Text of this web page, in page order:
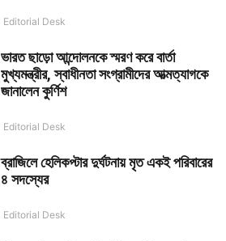
Editorial Desk
ভারত ছাড়ো আন্দোলনকে স্মরণ করে বার্তা
মুখ্যমন্ত্রীর, স্বাধীনতা সংগ্রামীদের আত্মত্যাগকে
জানালেন কুর্ণিশ
Editorial Desk
ব্রাজিলে হেলিকপ্টার দুর্ঘটনায় মৃত একই পরিবারের
৪ সদস্যের
Editorial Desk